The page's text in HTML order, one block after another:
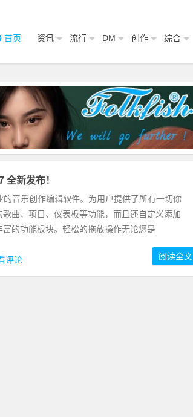
首页 资讯 流行 DM 创作 综合
新发布！
音乐创作编辑软件。为用户提供了所有一切你
曲、项目、仪表板等功能，而且还自定义添加
的功能板块。轻松的拖放操作无论您是
评论 阅读全文